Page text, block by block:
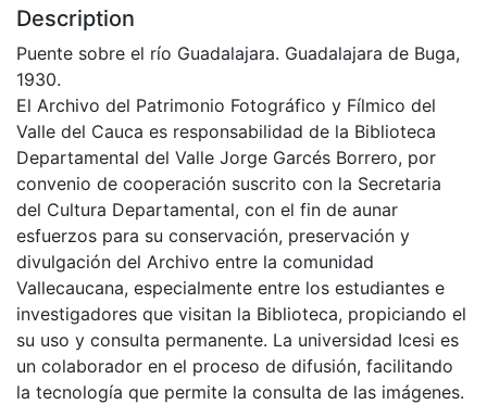
Description
Puente sobre el río Guadalajara. Guadalajara de Buga,
1930.
El Archivo del Patrimonio Fotográfico y Fílmico del
Valle del Cauca es responsabilidad de la Biblioteca
Departamental del Valle Jorge Garcés Borrero, por
convenio de cooperación suscrito con la Secretaria
del Cultura Departamental, con el fin de aunar
esfuerzos para su conservación, preservación y
divulgación del Archivo entre la comunidad
Vallecaucana, especialmente entre los estudiantes e
investigadores que visitan la Biblioteca, propiciando el
su uso y consulta permanente. La universidad Icesi es
un colaborador en el proceso de difusión, facilitando
la tecnología que permite la consulta de las imágenes.